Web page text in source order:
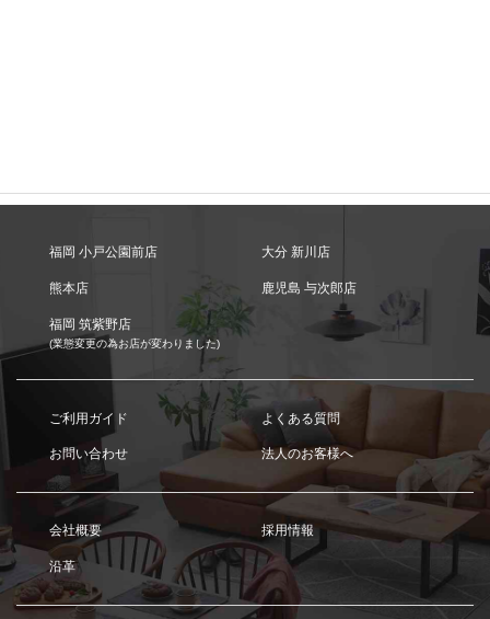
福岡 小戸公園前店 大分 新川店
熊本店 鹿児島 与次郎店
福岡 筑紫野店
(業態変更の為お店が変わりました)
ご利用ガイド よくある質問
お問い合わせ 法人のお客様へ
会社概要 採用情報
沿革